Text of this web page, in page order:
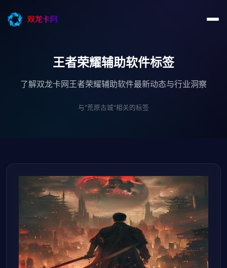
王者荣耀辅助软件标签
了解双龙卡网王者荣耀辅助软件最新动态与行业洞察
与"荒原古城"相关的标签